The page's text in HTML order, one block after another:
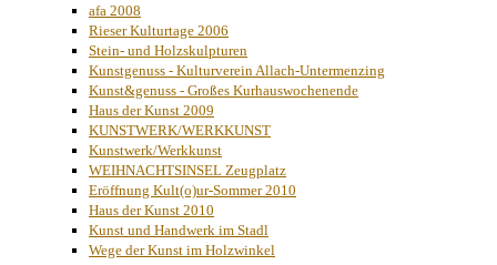
afa 2008
Rieser Kulturtage 2006
Stein- und Holzskulpturen
Kunstgenuss - Kulturverein Allach-Untermenzing
Kunst&genuss - Großes Kurhauswochenende
Haus der Kunst 2009
KUNSTWERK/WERKKUNST
Kunstwerk/Werkkunst
WEIHNACHTSINSEL Zeugplatz
Eröffnung Kult(o)ur-Sommer 2010
Haus der Kunst 2010
Kunst und Handwerk im Stadl
Wege der Kunst im Holzwinkel